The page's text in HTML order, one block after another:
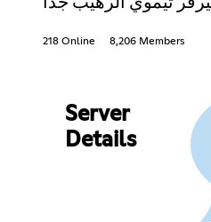
218 Online 8,206 Members
Server
Details